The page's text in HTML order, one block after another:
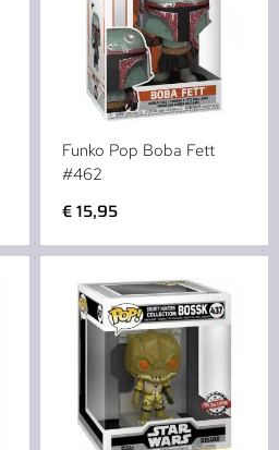
Funko Pop Boba Fett
#462
€15,95